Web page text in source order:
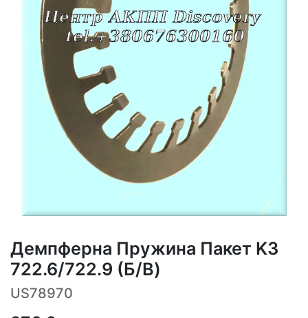
Демпферна Пружина Пакет K3
722.6/722.9 (Б/В)
US78970